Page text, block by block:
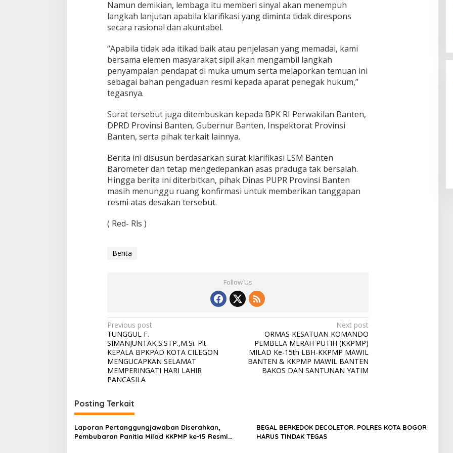
Namun demikian, lembaga itu memberi sinyal akan menempuh
langkah lanjutan apabila klarifikasi yang diminta tidak direspons
secara rasional dan akuntabel.
“Apabila tidak ada itikad baik atau penjelasan yang memadai, kami
bersama elemen masyarakat sipil akan mengambil langkah
penyampaian pendapat di muka umum serta melaporkan temuan ini
sebagai bahan pengaduan resmi kepada aparat penegak hukum,”
tegasnya.
Surat tersebut juga ditembuskan kepada BPK RI Perwakilan Banten,
DPRD Provinsi Banten, Gubernur Banten, Inspektorat Provinsi
Banten, serta pihak terkait lainnya.
Berita ini disusun berdasarkan surat klarifikasi LSM Banten
Barometer dan tetap mengedepankan asas praduga tak bersalah.
Hingga berita ini diterbitkan, pihak Dinas PUPR Provinsi Banten
masih menunggu ruang konfirmasi untuk memberikan tanggapan
resmi atas desakan tersebut.
( Red- Rls )
Berita
Follow Us
Post
navigation
Previous post
TUNGGUL F.
SIMANJUNTAK,S.STP.,M.Si. Plt.
KEPALA BPKPAD KOTA CILEGON
MENGUCAPKAN SELAMAT
MEMPERINGATI HARI LAHIR
PANCASILA
Next post
ORMAS KESATUAN KOMANDO
PEMBELA MERAH PUTIH (KKPMP)
MILAD Ke-15th LBH-KKPMP MAWIL
BANTEN & KKPMP MAWIL BANTEN
BAKOS DAN SANTUNAN YATIM
Posting Terkait
Laporan Pertanggungjawaban Diserahkan,
Pembubaran Panitia Milad KKPMP ke-15 Resmi
BEGAL BERKEDOK DECOLETOR. POLRES KOTA BOGOR
HARUS TINDAK TEGAS
Dicopot DPP PPP, Subadri Tolak
Paslon Cabup Cawabup Lebak
Realisasikan Program
In Politik | 16 November 2024
CIKONENG KEC ANYER PROVINSI
BANTEN
In Politik